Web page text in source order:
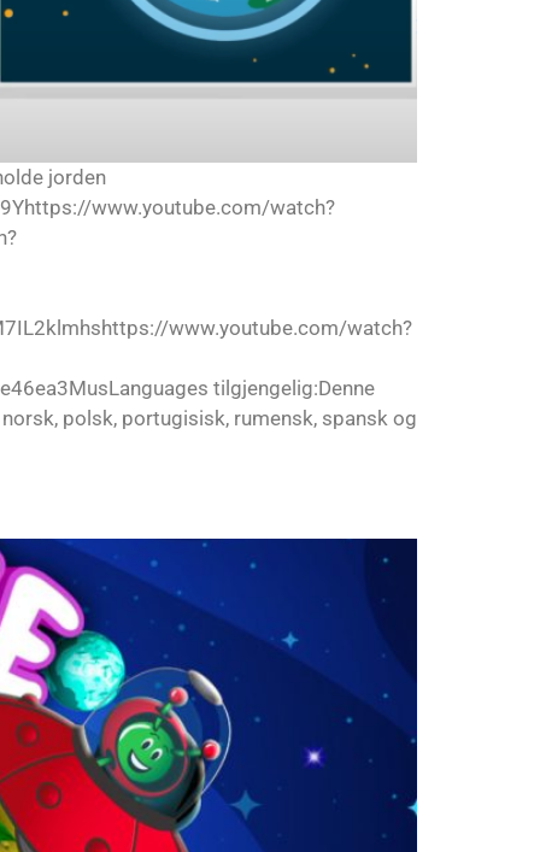
jorden
www.youtube.com/watch?
www.youtube.com/watch?
tilgjengelig:Denne
polsk, portugisisk, rumensk, spansk og